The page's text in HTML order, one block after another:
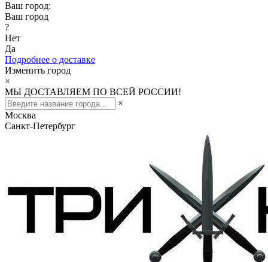
Ваш город:
Ваш город
?
Нет
Да
Подробнее о доставке
Изменить город
×
МЫ ДОСТАВЛЯЕМ ПО ВСЕЙ РОССИИ!
×
Москва
Санкт-Петербург